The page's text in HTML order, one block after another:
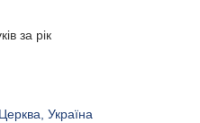
за рік
Україна